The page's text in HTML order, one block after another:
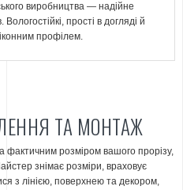
виробництва — надійне
прості в догляді й
профілем.
ТА МОНТАЖ
фактичним розміром вашого прорізу,
знімає розміри, враховує
з лінією, поверхнею та декором,